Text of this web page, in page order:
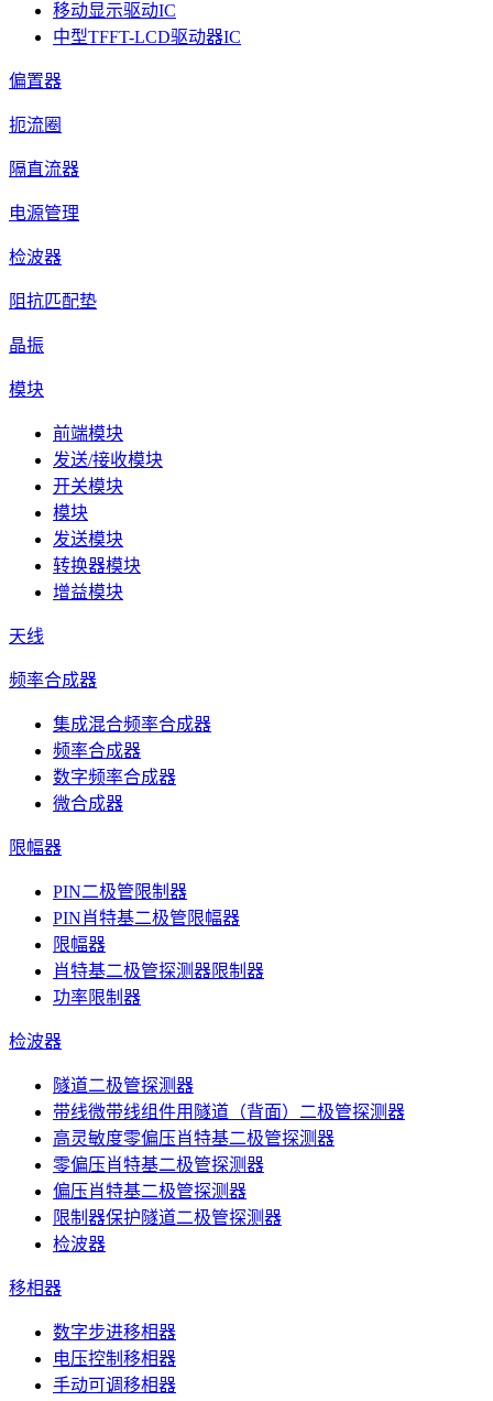
移动显示驱动IC
中型TFFT-LCD驱动器IC
偏置器
扼流圈
隔直流器
电源管理
检波器
阻抗匹配垫
晶振
模块
前端模块
发送/接收模块
开关模块
模块
发送模块
转换器模块
增益模块
天线
频率合成器
集成混合频率合成器
频率合成器
数字频率合成器
微合成器
限幅器
PIN二极管限制器
PIN肖特基二极管限幅器
限幅器
肖特基二极管探测器限制器
功率限制器
检波器
隧道二极管探测器
带线微带线组件用隧道（背面）二极管探测器
高灵敏度零偏压肖特基二极管探测器
零偏压肖特基二极管探测器
偏压肖特基二极管探测器
限制器保护隧道二极管探测器
检波器
移相器
数字步进移相器
电压控制移相器
手动可调移相器